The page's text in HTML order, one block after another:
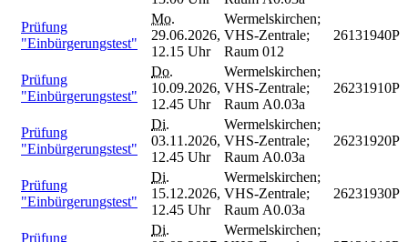
Prüfung
"Einbürgerungstest"
Mo.
29.06.2026,
12.15 Uhr
Wermelskirchen;
VHS-Zentrale;
Raum 012
26131940P
Prüfung
"Einbürgerungstest"
Do.
10.09.2026,
12.45 Uhr
Wermelskirchen;
VHS-Zentrale;
Raum A0.03a
26231910P
Prüfung
"Einbürgerungstest"
Di.
03.11.2026,
12.45 Uhr
Wermelskirchen;
VHS-Zentrale;
Raum A0.03a
26231920P
Prüfung
"Einbürgerungstest"
Di.
15.12.2026,
12.45 Uhr
Wermelskirchen;
VHS-Zentrale;
Raum A0.03a
26231930P
Prüfung
Di.
Wermelskirchen;